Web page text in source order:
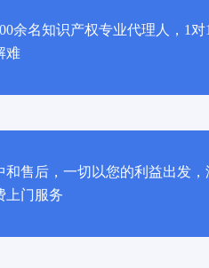
余名知识产权专业代理人，1
难
和售后，一切以您的利益出发，
上门服务